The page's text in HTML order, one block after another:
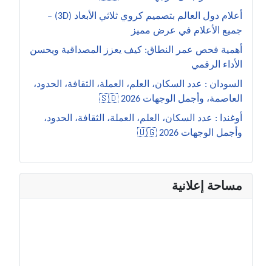
أعلام دول العالم بتصميم كروي ثلاثي الأبعاد (3D) –
جميع الأعلام في عرض مميز
أهمية فحص عمر النطاق: كيف يعزز المصداقية ويحسن
الأداء الرقمي
السودان : عدد السكان، العلم، العملة، الثقافة، الحدود،
العاصمة، وأجمل الوجهات 2026 🇸🇩
أوغندا : عدد السكان، العلم، العملة، الثقافة، الحدود،
وأجمل الوجهات 2026 🇺🇬
مساحة إعلانية